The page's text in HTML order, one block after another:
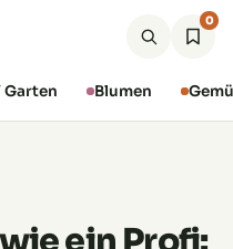
0
Garten Blumen